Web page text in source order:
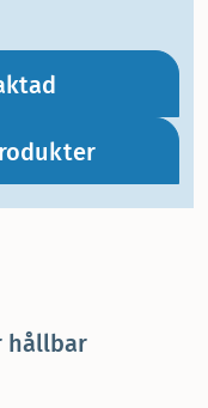
hållbar